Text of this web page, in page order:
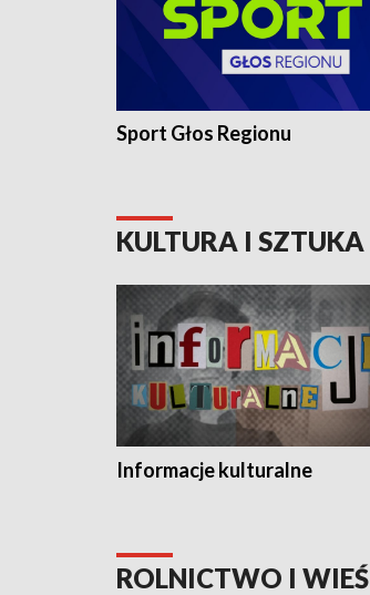
Sport Głos Regionu
KULTURA I SZTUKA
Informacje kulturalne
ROLNICTWO I WIEŚ